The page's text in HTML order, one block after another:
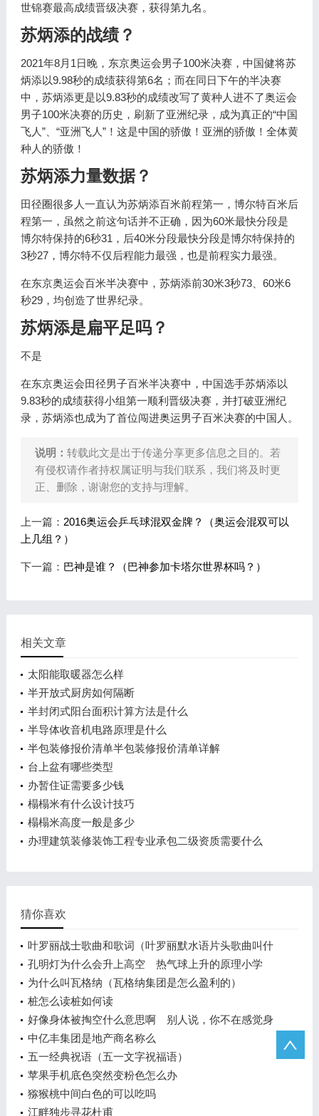
世锦赛最高成绩晋级决赛，获得第九名。
苏炳添的战绩？
2021年8月1日晚，东京奥运会男子100米决赛，中国健将苏
炳添以9.98秒的成绩获得第6名；而在同日下午的半决赛
中，苏炳添更是以9.83秒的成绩改写了黄种人进不了奥运会
男子100米决赛的历史，刷新了亚洲纪录，成为真正的“中国
飞人”、“亚洲飞人”！这是中国的骄傲！亚洲的骄傲！全体黄
种人的骄傲！
苏炳添力量数据？
田径圈很多人一直认为苏炳添百米前程第一，博尔特百米后
程第一，虽然之前这句话并不正确，因为60米最快分段是
博尔特保持的6秒31，后40米分段最快分段是博尔特保持的
3秒27，博尔特不仅后程能力最强，也是前程实力最强。
在东京奥运会百米半决赛中，苏炳添前30米3秒73、60米6
秒29，均创造了世界纪录。
苏炳添是扁平足吗？
不是
在东京奥运会田径男子百米半决赛中，中国选手苏炳添以
9.83秒的成绩获得小组第一顺利晋级决赛，并打破亚洲纪
录，苏炳添也成为了首位闯进奥运男子百米决赛的中国人。
说明： 转载此文是出于传递分享更多信息之目的。若
有侵权请作者持权属证明与我们联系，我们将及时更
正、删除，谢谢您的支持与理解。
上一篇： 2016奥运会乒乓球混双金牌？（奥运会混双可以
上几组？）
下一篇： 巴神是谁？（巴神参加卡塔尔世界杯吗？）
相关文章
太阳能取暖器怎么样
半开放式厨房如何隔断
半封闭式阳台面积计算方法是什么
半导体收音机电路原理是什么
半包装修报价清单半包装修报价清单详解
台上盆有哪些类型
办暂住证需要多少钱
榻榻米有什么设计技巧
榻榻米高度一般是多少
办理建筑装修装饰工程专业承包二级资质需要什么
猜你喜欢
叶罗丽战士歌曲和歌词（叶罗丽默水语片头歌曲叫什
么名字）
孔明灯为什么会升上高空 热气球上升的原理小学
为什么叫瓦格纳（瓦格纳集团是怎么盈利的）
桩怎么读桩如何读
好像身体被掏空什么意思啊 别人说，你不在感觉身
体被掏空，怎么幽默回复他
中亿丰集团是地产商名称么
五一经典祝语（五一文字祝福语）
苹果手机底色突然变粉色怎么办
猕猴桃中间白色的可以吃吗
江畔独步寻花杜甫